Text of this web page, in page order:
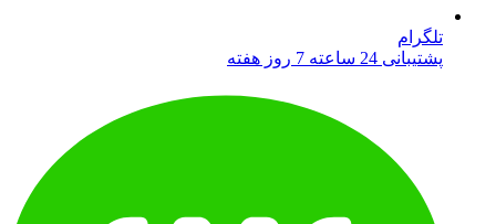
تلگرام
پشتیبانی 24 ساعته 7 روز هفته